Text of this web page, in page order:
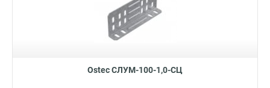
Ostec СЛУМ-100-1,0-СЦ